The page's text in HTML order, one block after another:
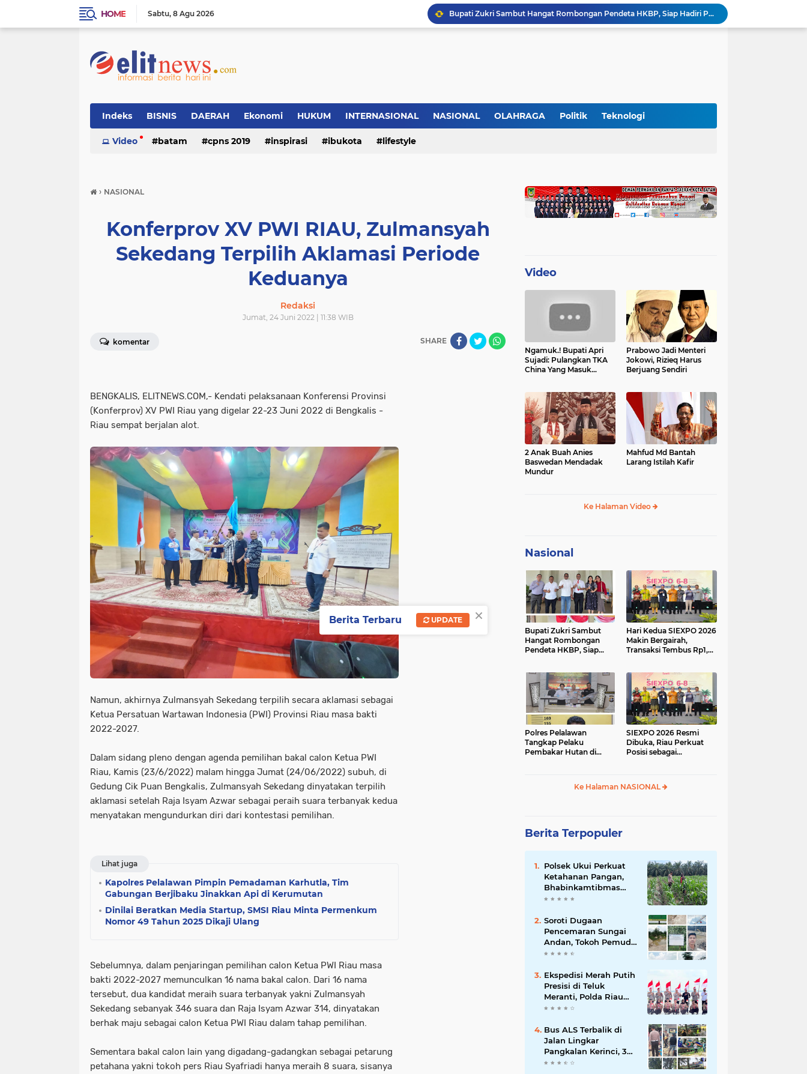
HOME Sabtu 8 Agu 2026
Bupati Zukri Sambut Hangat Rombongan Pendeta HKBP, Siap Hadiri Perayaan HUT ke-29 HKBP Maduma
Hari Kedua SIEXPO 2026 Makin Bergairah, Transaksi Tembus Rp1,05 Miliar dan Dorongan Palm Oil Institute Menguat
SIEXPO 2026 Resmi Ditutup, Menteri Bappenas Tegaskan Hilirisasi Sawit Jadi Kunci Kemajuan Ekonomi Nasional
Indeks BISNIS DAERAH Ekonomi HUKUM INTERNASIONAL NASIONAL OLAHRAGA Politik Teknologi
Video batam cpns 2019 inspirasi ibukota lifestyle
› NASIONAL
Konferprov XV PWI RIAU, Zulmansyah
Sekedang Terpilih Aklamasi Periode
Keduanya
Redaksi
Jumat, 24 Juni 2022 | 11:38 WIB
komentar SHARE
BENGKALIS, ELITNEWS.COM,- Kendati pelaksanaan Konferensi Provinsi
(Konferprov) XV PWI Riau yang digelar 22-23 Juni 2022 di Bengkalis -
Riau sempat berjalan alot.
Namun, akhirnya Zulmansyah Sekedang terpilih secara aklamasi sebagai
Ketua Persatuan Wartawan Indonesia (PWI) Provinsi Riau masa bakti
2022-2027.
Dalam sidang pleno dengan agenda pemilihan bakal calon Ketua PWI
Riau, Kamis (23/6/2022) malam hingga Jumat (24/06/2022) subuh, di
Gedung Cik Puan Bengkalis, Zulmansyah Sekedang dinyatakan terpilih
aklamasi setelah Raja Isyam Azwar sebagai peraih suara terbanyak kedua
menyatakan mengundurkan diri dari kontestasi pemilihan.
Lihat juga
Kapolres Pelalawan Pimpin Pemadaman Karhutla, Tim
Gabungan Berjibaku Jinakkan Api di Kerumutan
Dinilai Beratkan Media Startup, SMSI Riau Minta Permenkum
Nomor 49 Tahun 2025 Dikaji Ulang
Sebelumnya, dalam penjaringan pemilihan calon Ketua PWI Riau masa
bakti 2022-2027 memunculkan 16 nama bakal calon. Dari 16 nama
tersebut, dua kandidat meraih suara terbanyak yakni Zulmansyah
Sekedang sebanyak 346 suara dan Raja Isyam Azwar 314, dinyatakan
berhak maju sebagai calon Ketua PWI Riau dalam tahap pemilihan.
Sementara bakal calon lain yang digadang-gadangkan sebagai petarung
petahana yakni tokoh pers Riau Syafriadi hanya meraih 8 suara, sisanya
Video
Ngamuk.! Bupati Apri
Sujadi: Pulangkan TKA
China Yang Masuk
Prabowo Jadi Menteri
Jokowi, Rizieq Harus
Berjuang Sendiri
2 Anak Buah Anies
Baswedan Mendadak
Mundur
Mahfud Md Bantah
Larang Istilah Kafir
Ke Halaman Video
Nasional
Bupati Zukri Sambut
Hangat Rombongan
Pendeta HKBP, Siap
Hari Kedua SIEXPO 2026
Makin Bergairah,
Transaksi Tembus Rp1,05
Menguat
Polres Pelalawan
Tangkap Pelaku
Pembakar Hutan di
SIEXPO 2026 Resmi
Dibuka, Riau Perkuat
Posisi sebagai
Ke Halaman NASIONAL
Berita Terpopuler
Polsek Ukui Perkuat
Ketahanan Pangan,
Bhabinkamtibmas
Pantau Pertumbuhan
Air Hitam
Soroti Dugaan
Pencemaran Sungai
Andan, Tokoh Pemuda
Desak Investigasi PT
Ekspedisi Merah Putih
Presisi di Teluk
Meranti, Polda Riau
dan Polres Pelalawan
Demi Negeri
Bus ALS Terbalik di
Jalan Lingkar
Pangkalan Kerinci, 34
Penumpang Selamat,
×
Berita Terbaru UPDATE